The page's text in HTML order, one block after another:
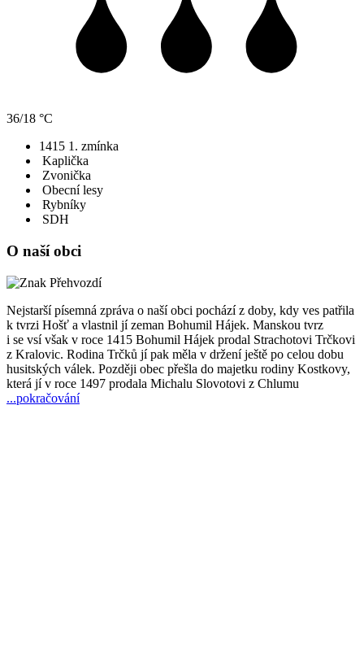
36/18 °C
1415 1. zmínka
Kaplička
Zvonička
Obecní lesy
Rybníky
SDH
O naší obci
Nejstarší písemná zpráva o naší obci pochází z doby, kdy ves patřila
k tvrzi Hošť a vlastnil jí zeman Bohumil Hájek. Manskou tvrz
i se vsí však v roce 1415 Bohumil Hájek prodal Strachotovi Trčkovi
z Kralovic. Rodina Trčků jí pak měla v držení ještě po celou dobu
husitských válek. Později obec přešla do majetku rodiny Kostkovy,
která jí v roce 1497 prodala Michalu Slovotovi z Chlumu
...pokračování